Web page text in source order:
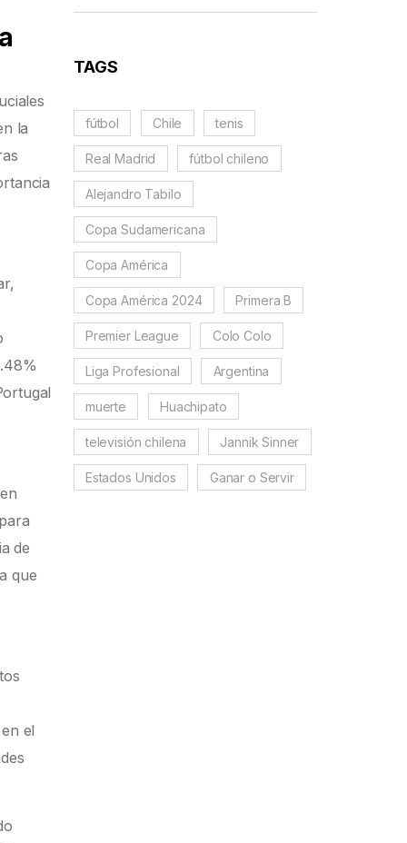
la
de
que
el
TAGS
fútbol Chile tenis
Real Madrid fútbol chileno
Alejandro Tabilo
Copa Sudamericana
Copa América
Copa América 2024 Primera B
Premier League Colo Colo
Liga Profesional Argentina
muerte Huachipato
televisión chilena Jannik Sinner
Estados Unidos Ganar o Servir